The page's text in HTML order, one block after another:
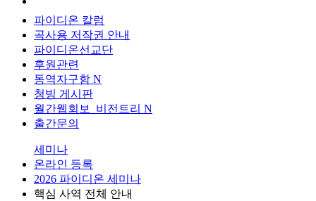
파이디온 칼럼
곡사용 저작권 안내
파이디온선교단
후원관련
동역자구함 N
청빙 게시판
월간웹회보_비전트리 N
출간문의
세미나
온라인 등록
2026 파이디온 세미나
핵심 사역 전체 안내